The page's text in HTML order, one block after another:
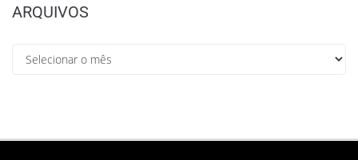
ARQUIVOS